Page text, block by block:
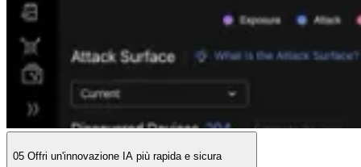
05 Offri un'innovazione IA più rapida e sicura